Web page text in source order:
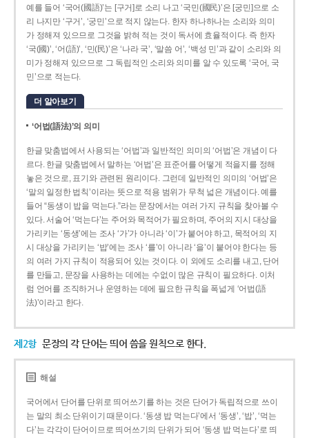
예를 들어 ‘국어(國語)’는 [구거]로 소리 나고 ‘국민(國民)’은 [궁민]으로 소
리 나지만 ‘구거’, ‘궁민’으로 적지 않는다. 한자 하나하나는 소리와 의미
가 정해져 있으므로 그것을 밝혀 적는 것이 독서에 효율적이다. 즉 한자
‘국(國)’, ‘어(語)’, ‘민(民)’은 ‘나라 국’, ‘말씀 어’, ‘백성 민’과 같이 소리와 의
미가 정해져 있으므로 그 독립적인 소리와 의미를 알 수 있도록 ‘국어, 국
민’으로 적는다.
더 알아보기
‘어법(語法)’의 의미
한글 맞춤법에서 사용되는 ‘어법’과 일반적인 의미의 ‘어법’은 개념이 다
르다. 한글 맞춤법에서 말하는 ‘어법’은 표준어를 어떻게 적을지를 정해
놓은 것으로, 표기와 관련된 원리이다. 그런데 일반적인 의미의 ‘어법’은
‘말의 일정한 법칙’이라는 뜻으로 적용 범위가 무척 넓은 개념이다. 예를
들어 “동생이 밥을 먹는다.”라는 문장에서는 여러 가지 규칙을 찾아볼 수
있다. 서술어 ‘먹는다’는 주어와 목적어가 필요하며, 주어의 지시 대상을
가리키는 ‘동생’에는 조사 ‘가’가 아니라 ‘이’가 붙어야 하고, 목적어의 지
시 대상을 가리키는 ‘밥’에는 조사 ‘를’이 아니라 ‘을’이 붙어야 한다는 등
의 여러 가지 규칙이 적용되어 있는 것이다. 이 외에도 소리를 내고, 단어
를 만들고, 문장을 사용하는 데에는 수없이 많은 규칙이 필요하다. 이처
럼 언어를 조직하거나 운영하는 데에 필요한 규칙을 폭넓게 ‘어법(語
法)’이라고 한다.
제2항 문장의 각 단어는 띄어 씀을 원칙으로 한다.
해설
국어에서 단어를 단위로 띄어쓰기를 하는 것은 단어가 독립적으로 쓰이
는 말의 최소 단위이기 때문이다. ‘동생 밥 먹는다’에서 ‘동생’, ‘밥’, ‘먹는
다’는 각각이 단어이므로 띄어쓰기의 단위가 되어 ‘동생 밥 먹는다’로 띄